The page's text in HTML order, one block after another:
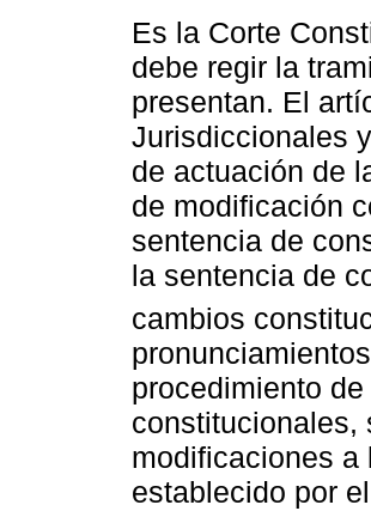
Es la Corte
debe regir la
presentan. El
Jurisdiccionales
de actuación de
de modificación
sentencia de
la sentencia de
cambios
procedimiento
constitucionales,
modificaciones a
establecido por